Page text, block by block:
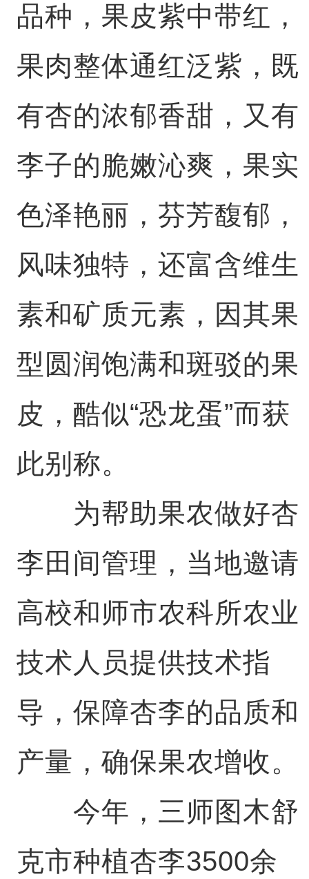
品种，果皮紫中带红，
果肉整体通红泛紫，既
有杏的浓郁香甜，又有
李子的脆嫩沁爽，果实
色泽艳丽，芬芳馥郁，
风味独特，还富含维生
素和矿质元素，因其果
型圆润饱满和斑驳的果
皮，酷似“恐龙蛋”而获
此别称。
为帮助果农做好杏
李田间管理，当地邀请
高校和师市农科所农业
技术人员提供技术指
导，保障杏李的品质和
产量，确保果农增收。
今年，三师图木舒
克市种植杏李3500余